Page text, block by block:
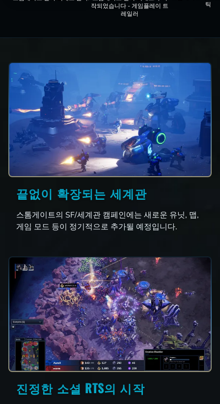
작되었습니다 - 게임플레이 트
레일러
틱
끝없이 확장되는 세계관
스톰게이트의 SF/세계관 캠페인에는 새로운 유닛, 맵,
게임 모드 등이 정기적으로 추가될 예정입니다.
진정한 소셜 RTS의 시작